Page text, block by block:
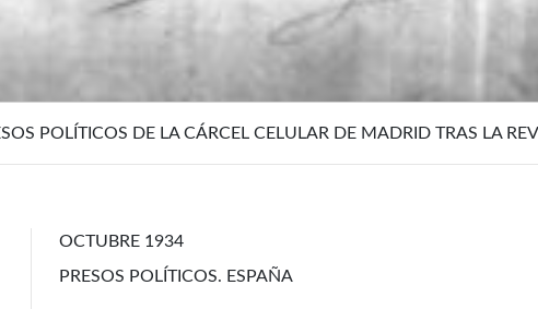
POLÍTICOS DE LA CÁRCEL CELULAR DE MADRID TRAS LA
OCTUBRE 1934
PRESOS POLÍTICOS. ESPAÑA